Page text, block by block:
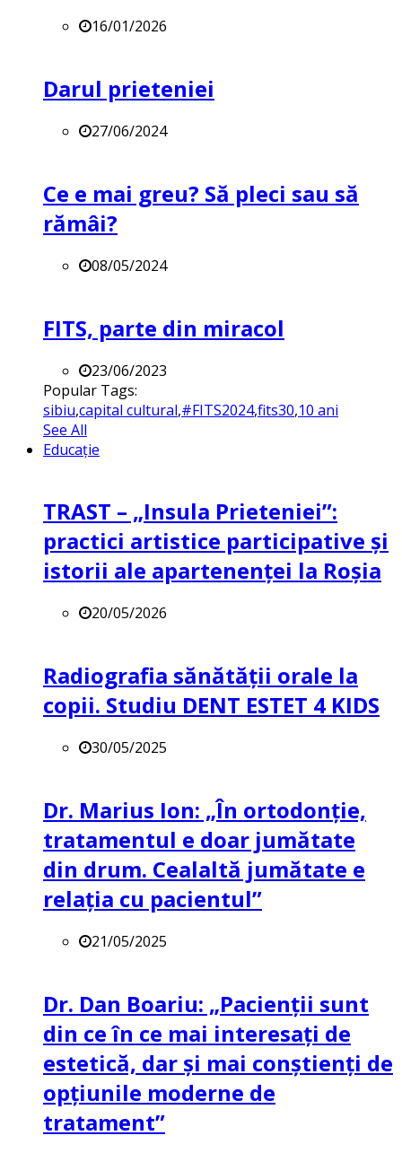
16/01/2026
Darul prieteniei
27/06/2024
Ce e mai greu? Să pleci sau să
rămâi?
08/05/2024
FITS, parte din miracol
23/06/2023
Popular Tags:
sibiu,capital cultural,#FITS2024,fits30,10 ani
See All
Educație
TRAST – „Insula Prieteniei”:
practici artistice participative și
istorii ale apartenenței la Roșia
20/05/2026
Radiografia sănătății orale la
copii. Studiu DENT ESTET 4 KIDS
30/05/2025
Dr. Marius Ion: „În ortodonție,
tratamentul e doar jumătate
din drum. Cealaltă jumătate e
relația cu pacientul”
21/05/2025
Dr. Dan Boariu: „Pacienții sunt
din ce în ce mai interesați de
estetică, dar și mai conștienți de
opțiunile moderne de
tratament”